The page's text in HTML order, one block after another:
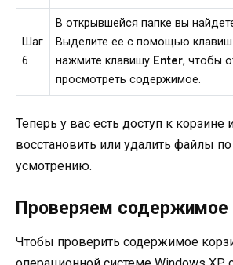
Шаг
6
В открывшейся папке вы
Выделите ее с помощью клавиш
нажмите клавишу Enter, чтобы
просмотреть содержимое.
Теперь у вас есть доступ к
восстановить или удалить файлы
усмотрению.
Проверяем содержимое
Чтобы проверить содержимое